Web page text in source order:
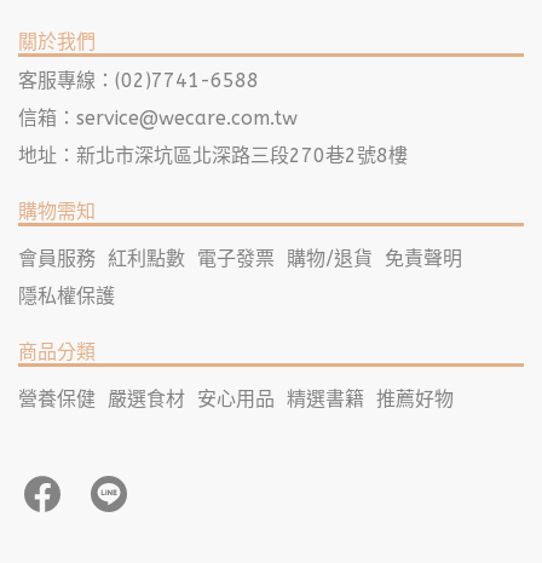
關於我們
客服專線：(02)7741-6588
信箱： service@wecare.com.tw
地址：新北市深坑區北深路三段270巷2號8樓
購物需知
會員服務 紅利點數 電子發票 購物/退貨
免責聲明
隱私權保護
商品分類
營養保健 嚴選食材 安心用品 精選書籍 推薦好物